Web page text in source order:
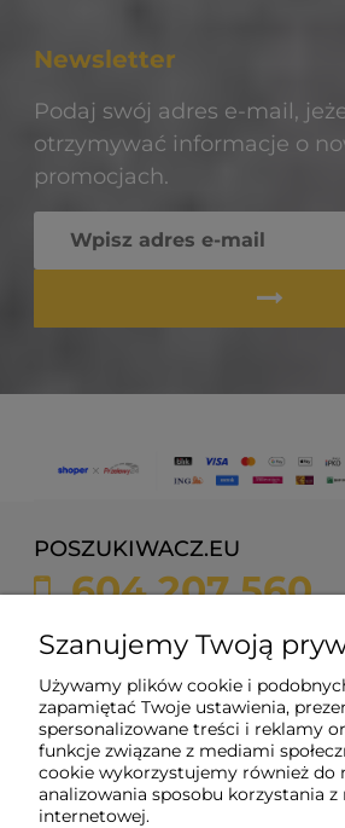
Newsletter
Podaj swój adres e-mail,
otrzymywać informacje o
promocjach.
POSZUKIWACZ.EU
604 207 560
ul. Żychonia 9,
85-791 Bydgoszcz,
woj. kujawsko-pomorskie
NIP: 5882358633
REGON: 221079690
Szanujemy Twoją
Używamy plików cookie i
zapamiętać Twoje ustawienia,
spersonalizowane treści i reklamy
funkcje związane z mediami
cookie wykorzystujemy również do
analizowania sposobu korzystania z
internetowej.